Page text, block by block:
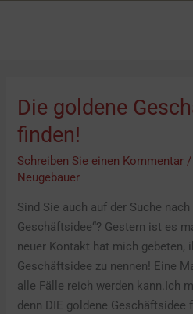
Die goldene
finden!
Schreiben Sie einen Kommentar /
Neugebauer
Sind Sie auch auf der Suche nach
Geschäftsidee“? Gestern ist es
neuer Kontakt hat mich gebeten,
Geschäftsidee zu nennen! Eine
alle Fälle reich werden kann.Ich
denn DIE goldene Geschäftsidee
Die
goldene
Geschäftsidee
finden!